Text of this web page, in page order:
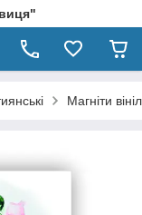
Магніти